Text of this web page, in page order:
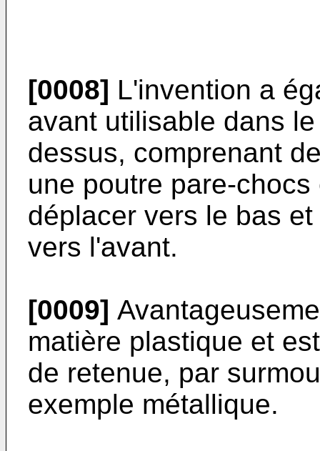
[0008] L'invention a
avant utilisable dans
dessus, comprenant
une poutre pare-
déplacer vers le bas
vers l'avant.
[0009]
matière plastique et
de retenue, par
exemple métallique.